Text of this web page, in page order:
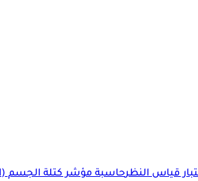
قياس النظرحاسبة مؤشر كتلة الجسم (BMI)